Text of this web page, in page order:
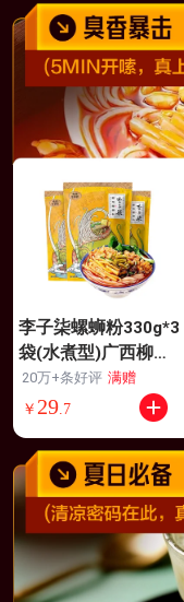
李子柒螺蛳粉330g*3
袋(水煮型)广西柳州
特产 方便速食米粉米
线夜宵零食
20万+条好评 满赠
￥ 29. 7